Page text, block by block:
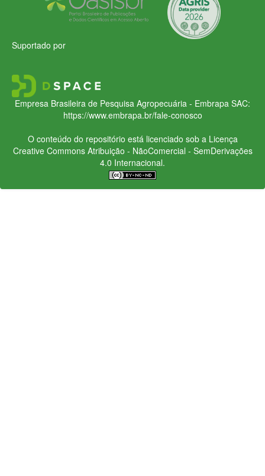
Suportado por
Empresa Brasileira de Pesquisa Agropecuária - Embrapa SAC:
https://www.embrapa.br/fale-conosco
O conteúdo do repositório está licenciado sob a Licença
Creative CommonsAtribuição - NãoComercial - SemDerivações
4.0 Internacional.